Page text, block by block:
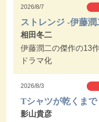
2026/8/7
ストレンジ -伊藤
相田冬二
伊藤潤二の傑作の13
ドラマ化
2026/8/3
Tシャツが乾くまで
影山貴彦